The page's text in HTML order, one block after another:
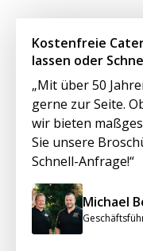
Kostenfreie
lassen oder
„Mit über 50
gerne zur Seite.
wir bieten
Sie unsere
Schnell-Anfrage!“
Michael